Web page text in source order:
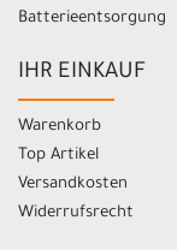
Batterieentsorgung
IHR EINKAUF
Warenkorb
Top Artikel
Versandkosten
Widerrufsrecht